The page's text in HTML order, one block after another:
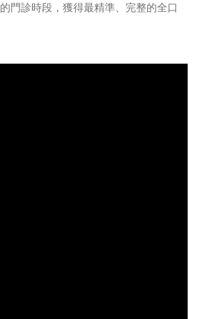
的門診時段，獲得最精準、完整的全口